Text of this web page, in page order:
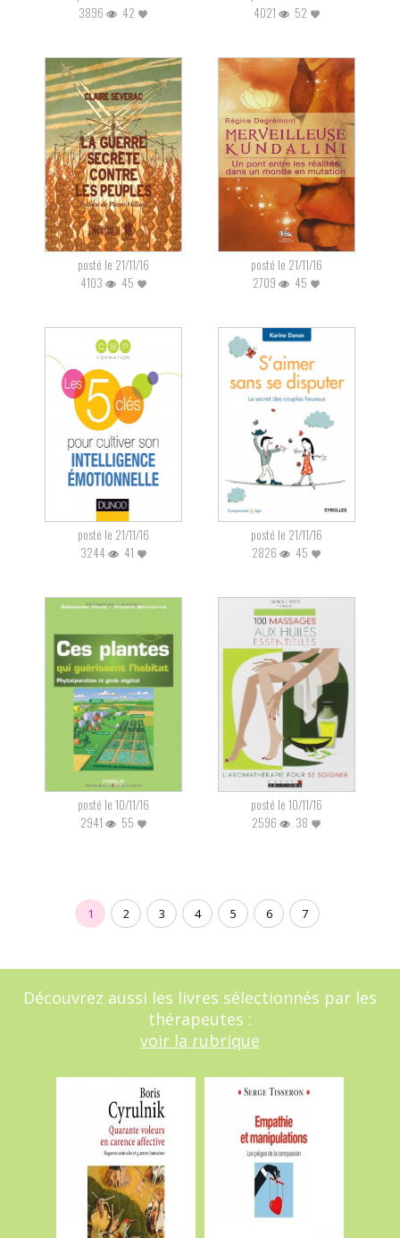
3896
42
4021
52
posté le 21/11/16
4103
45
posté le 21/11/16
2709
45
posté le 21/11/16
3244
41
posté le 21/11/16
2826
45
posté le 10/11/16
2941
55
posté le 10/11/16
2596
38
1 2 3 4 5 6 7
Découvrez aussi les livres sélectionnés par les
thérapeutes :
voir la rubrique